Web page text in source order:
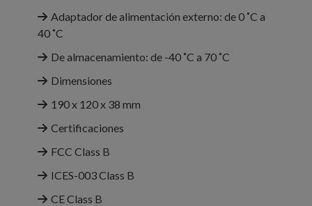
Adaptador de alimentación externo: de 0 ˚C a
40 ˚C
De almacenamiento: de -40 ˚C a 70 ˚C
Dimensiones
190 x 120 x 38 mm
Certificaciones
FCC Class B
ICES-003 Class B
CE Class B